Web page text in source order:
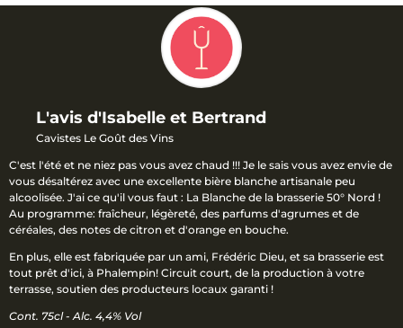
L'avis d'Isabelle et Bertrand
Cavistes Le Goût des Vins
C'est l'été et ne niez pas vous avez chaud !!! Je le sais vous avez envie de
vous désaltérez avec une excellente bière blanche artisanale peu
alcoolisée. J'ai ce qu'il vous faut : La Blanche de la brasserie 50° Nord !
Au programme: fraîcheur, légèreté, des parfums d'agrumes et de
céréales, des notes de citron et d'orange en bouche.
En plus, elle est fabriquée par un ami, Frédéric Dieu, et sa brasserie est
tout prêt d'ici, à Phalempin! Circuit court, de la production à votre
terrasse, soutien des producteurs locaux garanti !
Cont. 75cl - Alc. 4,4% Vol